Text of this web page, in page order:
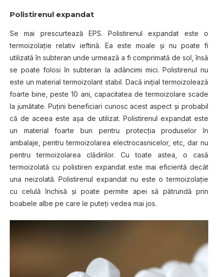
Polistirenul expandat
Se mai prescurtează EPS. Polistirenul expandat este o
termoizolație relativ ieftină. Ea este moale și nu poate fi
utilizată în subteran unde urmează a fi comprimată de sol, însă
se poate folosi în subteran la adâncimi mici. Polistirenul nu
este un material termoizolant stabil. Dacă inițial termoizolează
foarte bine, peste 10 ani, capacitatea de termoizolare scade
la jumătate. Puțini beneficiari cunosc acest aspect și probabil
că de aceea este așa de utilizat. Polistirenul expandat este
un material foarte bun pentru protecția produselor în
ambalaje, pentru termoizolarea electrocasnicelor, etc, dar nu
pentru termoizolarea clădirilor. Cu toate astea, o casă
termoizolată cu polistiren expandat este mai eficientă decât
una neizolată. Polistirenul expandat nu este o termoizolație
cu celulă închisă și poate permite apei să pătrundă prin
boabele albe pe care le puteți vedea mai jos.